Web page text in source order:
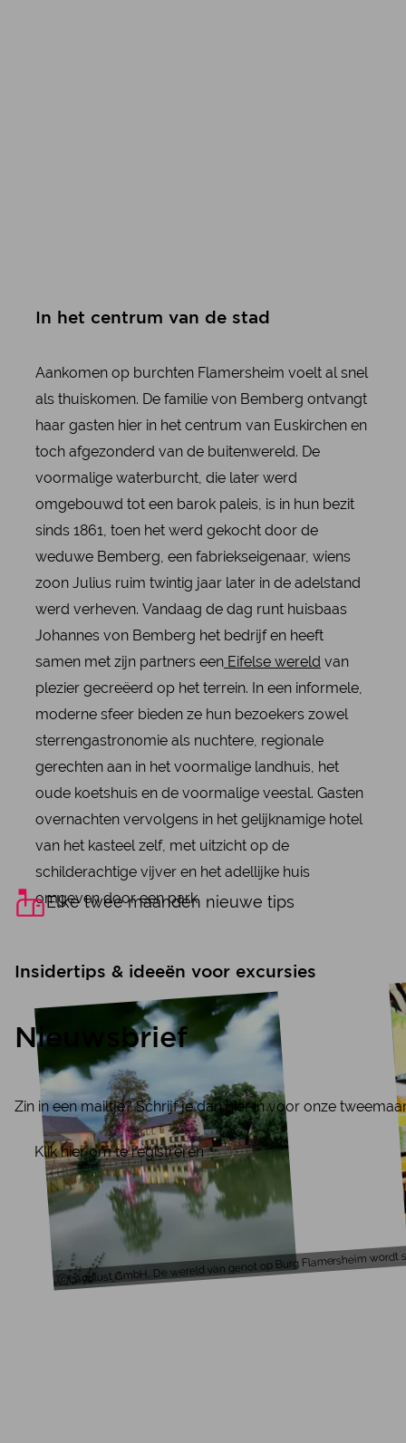
In het centrum van de stad
Aankomen op burchten Flamersheim voelt al snel
als thuiskomen. De familie von Bemberg ontvangt
haar gasten hier in het centrum van Euskirchen en
toch afgezonderd van de buitenwereld. De
voormalige waterburcht, die later werd
omgebouwd tot een barok paleis, is in hun bezit
sinds 1861, toen het werd gekocht door de
weduwe Bemberg, een fabriekseigenaar, wiens
zoon Julius ruim twintig jaar later in de adelstand
werd verheven. Vandaag de dag runt huisbaas
Johannes von Bemberg het bedrijf en heeft
samen met zijn partners een Eifelse wereld van
plezier gecreëerd op het terrein. In een informele,
moderne sfeer bieden ze hun bezoekers zowel
sterrengastronomie als nuchtere, regionale
gerechten aan in het voormalige landhuis, het
oude koetshuis en de voormalige veestal. Gasten
overnachten vervolgens in het gelijknamige hotel
van het kasteel zelf, met uitzicht op de
schilderachtige vijver en het adellijke huis
omgeven door een park.
Landlust GmbH, De wereld van genot op Burg Flamersheim
Elke twee maanden nieuwe tips
Insidertips & ideeën voor excursies
Nieuwsbrief
Zin in een mailtje? Schrijf je dan hier in voor onze
Klik hier om te registreren